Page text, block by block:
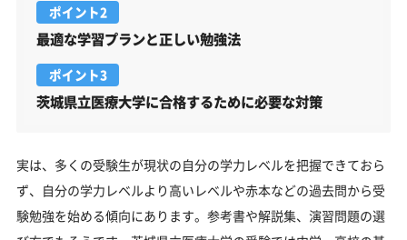
ポイント2
最適な学習プランと正しい勉強法
ポイント3
茨城県立医療大学に合格するために必要な対策
実は、多くの受験生が現状の自分の学力レベルを把握できておら
ず、自分の学力レベルより高いレベルや赤本などの過去問から受
験勉強を始める傾向にあります。参考書や解説集、演習問題の選